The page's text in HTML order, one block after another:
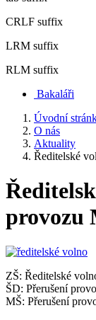
CRLF suffix
LRM suffix
RLM suffix
Bakaláři
Úvodní
O nás
Aktuality
Ředitelské
provozu
ZŠ: Ředitelské
ŠD: Přerušení
MŠ: Přerušení